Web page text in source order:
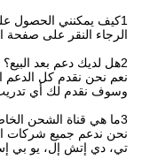
الرجاء النقر على صفحة
نعم نحن نقدم كل الدعم
وسوف نقدم لك أي تدريب
نحن ندعم جميع شركات
تي، دي إتش إل، يو بي